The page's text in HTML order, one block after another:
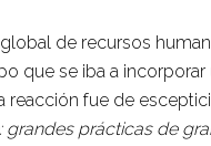
de recursos
que se iba a
reacción fue de
grandes prácticas de